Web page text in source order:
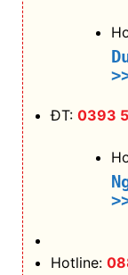
ĐT: 0393
Hotline: